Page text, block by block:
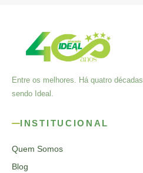
Entre os melhores. Há quatro décadas,
sendo Ideal.
INSTITUCIONAL
Quem Somos
Blog